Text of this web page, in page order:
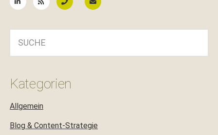
Kategorien
Allgemein
Blog & Content-Strategie